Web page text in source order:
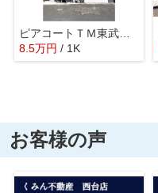
ピアコートＴＭ東武練馬 弐番館
8.5万円 / 1K
お客様の声